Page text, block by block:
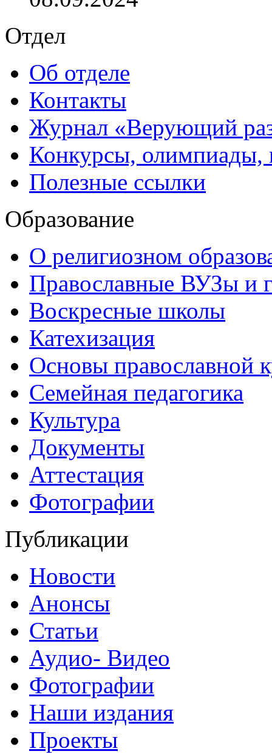
Отдел
Об отделе
Контакты
Журнал «Верующий
Конкурсы, олимпиады,
Полезные ссылки
Образование
О религиозном
Православные ВУЗы и
Воскресные школы
Катехизация
Основы православной
Семейная педагогика
Культура
Документы
Аттестация
Фотографии
Публикации
Новости
Анонсы
Статьи
Аудио- Видео
Фотографии
Наши издания
Проекты